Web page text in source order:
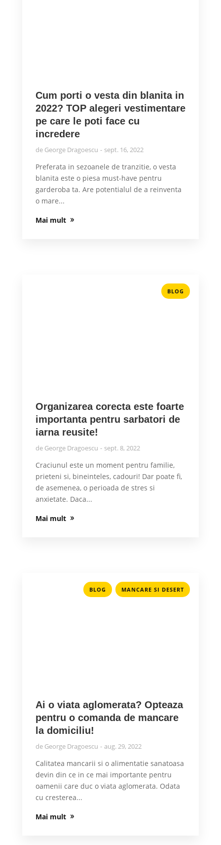
Cum porti o vesta din blanita in
2022? TOP alegeri vestimentare
pe care le poti face cu
incredere
de George Dragoescu sept. 16, 2022
Preferata in sezoanele de tranzitie, o vesta
blanita este o piesa must-have pentru
garderoba ta. Are potentialul de a reinventa
o mare...
Mai mult
BLOG
Organizarea corecta este foarte
importanta pentru sarbatori de
iarna reusite!
de George Dragoescu sept. 8, 2022
Craciunul este un moment pentru familie,
prieteni si, bineinteles, cadouri! Dar poate fi,
de asemenea, o perioada de stres si
anxietate. Daca...
Mai mult
BLOG , MANCARE SI DESERT
Ai o viata aglomerata? Opteaza
pentru o comanda de mancare
la domiciliu!
de George Dragoescu aug. 29, 2022
Calitatea mancarii si o alimentatie sanatoasa
devin din ce in ce mai importante pentru
oamenii care duc o viata aglomerata. Odata
cu cresterea...
Mai mult